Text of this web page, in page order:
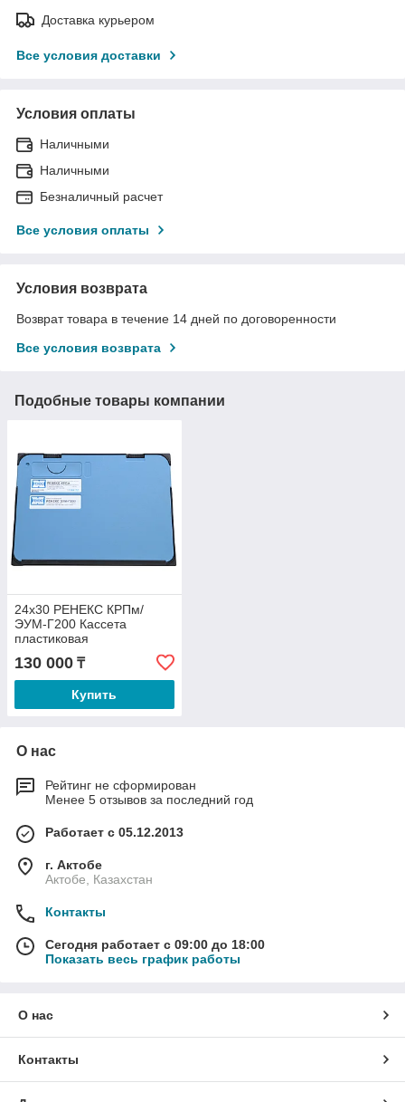
Доставка курьером
Все условия доставки
Условия оплаты
Наличными
Наличными
Безналичный расчет
Все условия оплаты
Условия возврата
Возврат товара в течение 14 дней по договоренности
Все условия возврата
Подобные товары компании
24х30 РЕНЕКС КРПм/
ЭУМ-Г200 Кассета
пластиковая
рентгенографическая для
маммографии с
усиливающим экраном
130 000 ₸
Купить
О нас
Рейтинг не сформирован
Менее 5 отзывов за последний год
Работает с 05.12.2013
г. Актобе
Актобе, Казахстан
Контакты
Сегодня работает с 09:00 до 18:00
Показать весь график работы
О нас
Контакты